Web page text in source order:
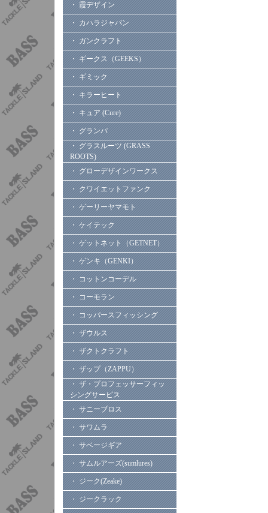
・ 霞デザイン
・ カハラジャパン
・ ガンクラフト
・ ギークス（GEEKS）
・ ギミック
・ キラーヒート
・ キュア (Cure)
・ グランパ
・ グラスルーツ (GRASS
ROOTS)
・ グローデザインワークス
・ クワイエットファンク
・ ゲーリーヤマモト
・ ケイテック
・ ゲットネット（GETNET）
・ ゲンキ（GENKI）
・ コットンコーデル
・ コーモラン
・ コッパースフィッシング
・ ザウルス
・ ザクトクラフト
・ ザップ（ZAPPU）
・ ザ・プロフェッサーフィッ
シングサービス
・ サニーブロス
・ サワムラ
・ サベージギア
・ サムルアーズ(sumlures)
・ ジーク(Zeake)
・ ジークラック